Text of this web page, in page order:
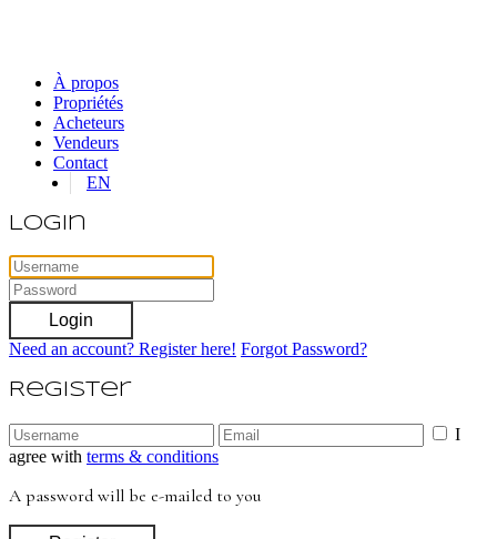
À propos
Propriétés
Acheteurs
Vendeurs
Contact
EN
Login
Login
Need an account? Register here! Forgot Password?
Register
I
agree with terms & conditions
A password will be e-mailed to you